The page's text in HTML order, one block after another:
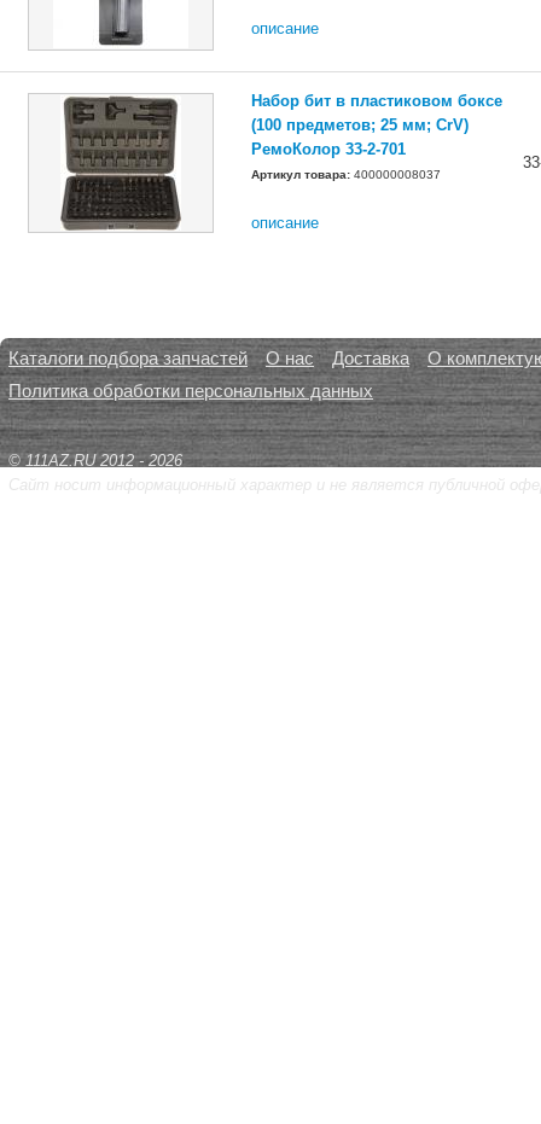
описание
Набор бит в пластиковом боксе
(100 предметов; 25 мм; CrV)
РемоКолор 33-2-701
Артикул товара: 400000008037
описание
Каталоги подбора запчастей О нас Доставка
О
Политика обработки персональных данных
© 111AZ.RU 2012 - 2026
Сайт носит информационный характер и не является публичной